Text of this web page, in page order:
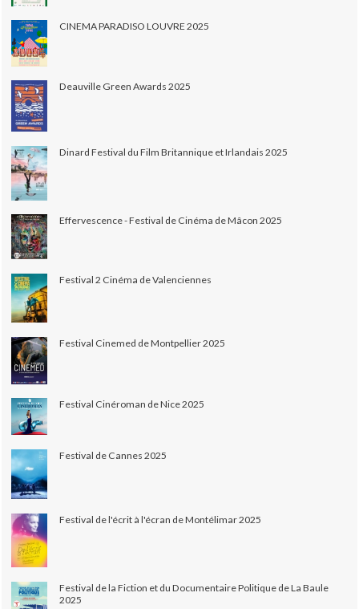
CINEMA PARADISO LOUVRE 2025
Deauville Green Awards 2025
Dinard Festival du Film Britannique et Irlandais 2025
Effervescence - Festival de Cinéma de Mâcon 2025
Festival 2 Cinéma de Valenciennes
Festival Cinemed de Montpellier 2025
Festival Cinéroman de Nice 2025
Festival de Cannes 2025
Festival de l'écrit à l'écran de Montélimar 2025
Festival de la Fiction et du Documentaire Politique de La Baule
2025